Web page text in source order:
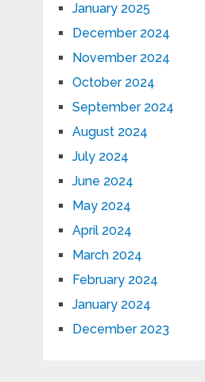
January 2025
December 2024
November 2024
October 2024
September 2024
August 2024
July 2024
June 2024
May 2024
April 2024
March 2024
February 2024
January 2024
December 2023